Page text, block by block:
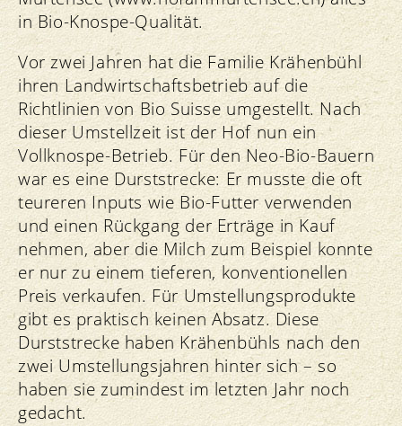
in Bio-Knospe-Qualität.
Vor zwei Jahren hat die Familie Krähenbühl
ihren Landwirtschaftsbetrieb auf die
Richtlinien von Bio Suisse umgestellt. Nach
dieser Umstellzeit ist der Hof nun ein
Vollknospe-Betrieb. Für den Neo-Bio-Bauern
war es eine Durststrecke: Er musste die oft
teureren Inputs wie Bio-Futter verwenden
und einen Rückgang der Erträge in Kauf
nehmen, aber die Milch zum Beispiel konnte
er nur zu einem tieferen, konventionellen
Preis verkaufen. Für Umstellungsprodukte
gibt es praktisch keinen Absatz. Diese
Durststrecke haben Krähenbühls nach den
zwei Umstellungsjahren hinter sich – so
haben sie zumindest im letzten Jahr noch
gedacht.